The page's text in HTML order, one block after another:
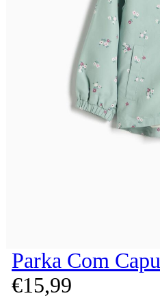
Parka Com
€15,99